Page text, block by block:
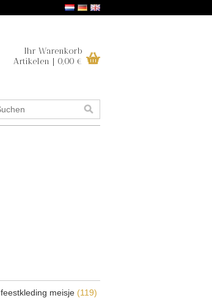
Ihr Warenkorb
Artikelen | 0,00 €
feestkleding meisje (119)